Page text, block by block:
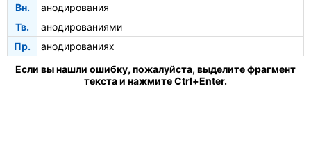
Вн.
анодирования
Тв.
анодированиями
Пр.
анодированиях
Если вы нашли ошибку, пожалуйста, выделите фрагмент
текста и нажмите Ctrl+Enter.